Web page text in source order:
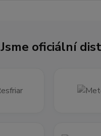
Jsme oficiální